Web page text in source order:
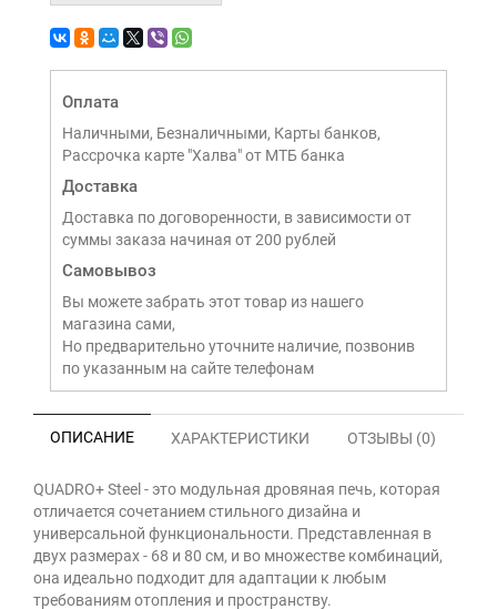
Оплата
Наличными, Безналичными, Карты банков,
Рассрочка карте "Халва" от МТБ банка
Доставка
Доставка по договоренности, в зависимости от
суммы заказа начиная от 200 рублей
Самовывоз
Вы можете забрать этот товар из нашего
магазина сами,
Но предварительно уточните наличие, позвонив
по указанным на сайте телефонам
ОПИСАНИЕ ХАРАКТЕРИСТИКИ ОТЗЫВЫ (0)
QUADRO+ Steel - это модульная дровяная печь, которая
отличается сочетанием стильного дизайна и
универсальной функциональности. Представленная в
двух размерах - 68 и 80 см, и во множестве комбинаций,
она идеально подходит для адаптации к любым
требованиям отопления и пространству.